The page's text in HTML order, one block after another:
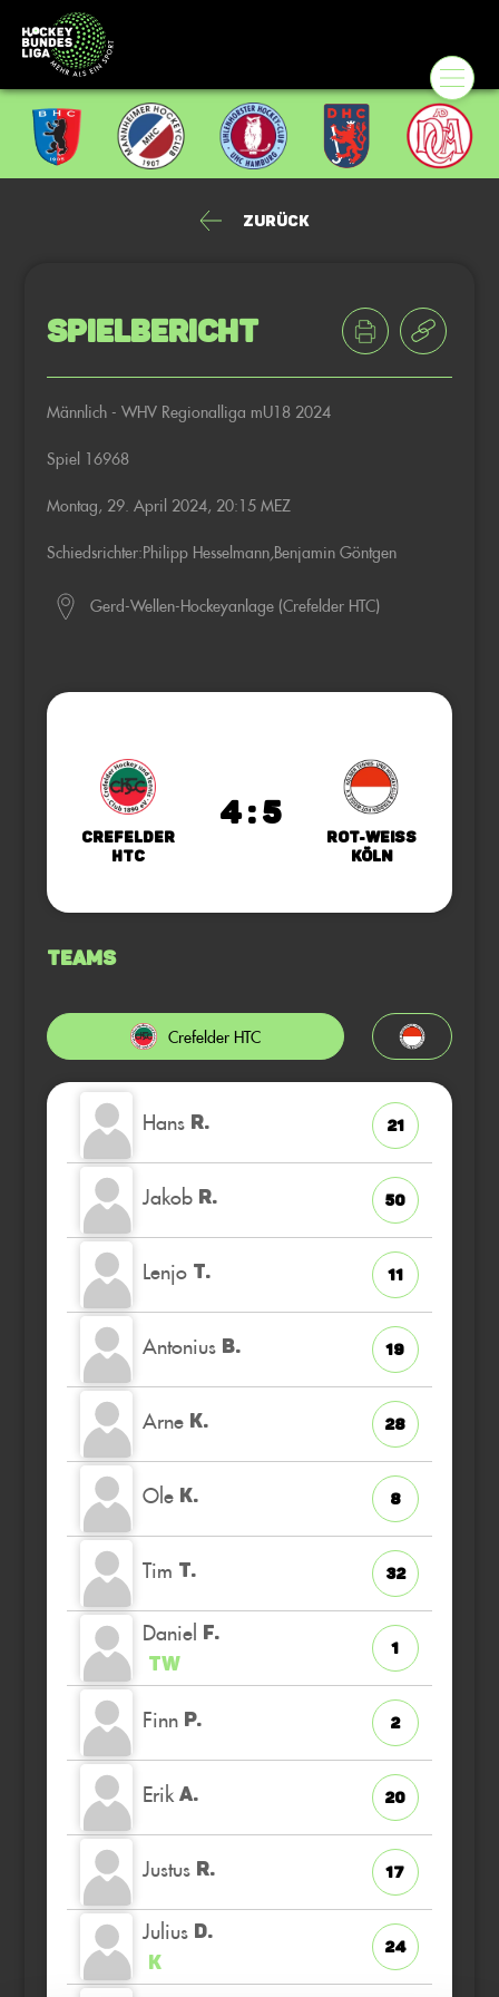
Zurück
Spielbericht
Männlich - WHV Regionalliga mU18 2024
Spiel 16968
Montag, 29. April 2024, 20:15 MEZ
Schiedsrichter:Philipp Hesselmann,Benjamin Göntgen
Gerd-Wellen-Hockeyanlage (Crefelder HTC)
Crefelder
HTC
4 : 5
Rot-Weiss
Köln
Teams
Crefelder HTC
Hans R. 21
Jakob R. 50
Lenjo T. 11
Antonius B. 19
Arne K. 28
Ole K. 8
Tim T. 32
Daniel F.
TW
1
Finn P. 2
Erik A. 20
Justus R. 17
Julius D.
K
24